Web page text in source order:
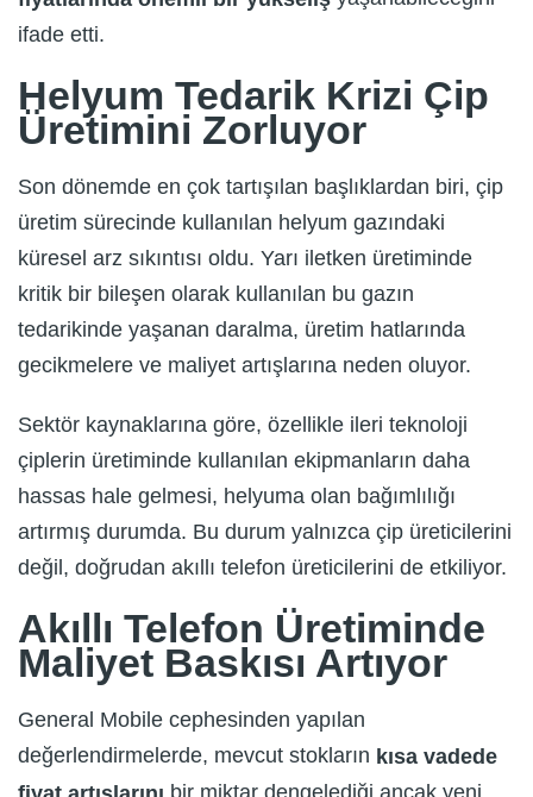
ifade etti.
Helyum Tedarik Krizi Çip
Üretimini Zorluyor
Son dönemde en çok tartışılan başlıklardan biri, çip
üretim sürecinde kullanılan helyum gazındaki
küresel arz sıkıntısı oldu. Yarı iletken üretiminde
kritik bir bileşen olarak kullanılan bu gazın
tedarikinde yaşanan daralma, üretim hatlarında
gecikmelere ve maliyet artışlarına neden oluyor.
Sektör kaynaklarına göre, özellikle ileri teknoloji
çiplerin üretiminde kullanılan ekipmanların daha
hassas hale gelmesi, helyuma olan bağımlılığı
artırmış durumda. Bu durum yalnızca çip üreticilerini
değil, doğrudan akıllı telefon üreticilerini de etkiliyor.
Akıllı Telefon Üretiminde
Maliyet Baskısı Artıyor
General Mobile cephesinden yapılan
değerlendirmelerde, mevcut stokların kısa vadede